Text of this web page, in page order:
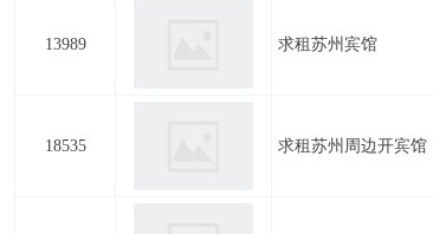
13989 求租苏州宾馆
18535 求租苏州周边开宾馆